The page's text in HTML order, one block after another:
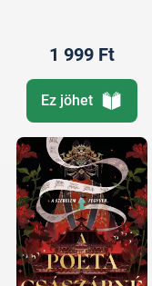
1 999 Ft
Ez jöhet